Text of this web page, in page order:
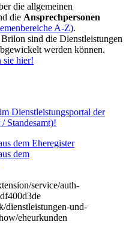
die allgemeinen
die Ansprechpersonen
A-Z).
sind die Dienstleistungen
werden können.
sie hier!
Dienstleistungsportal der
Standesamt)!
dem Eheregister
dem
service/auth-
dienstleistungen-und-
eheurkunden